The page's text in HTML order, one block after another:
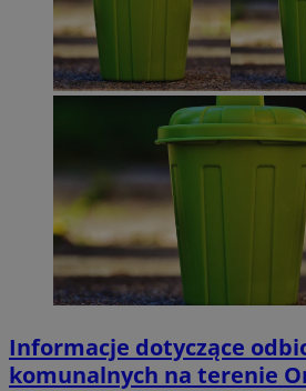
Informacje dotyczące
komunalnych na terenie